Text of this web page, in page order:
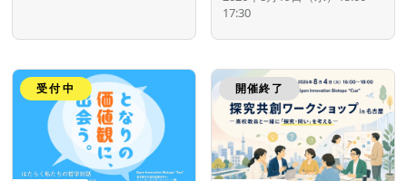
17:30
受付中 開催終了